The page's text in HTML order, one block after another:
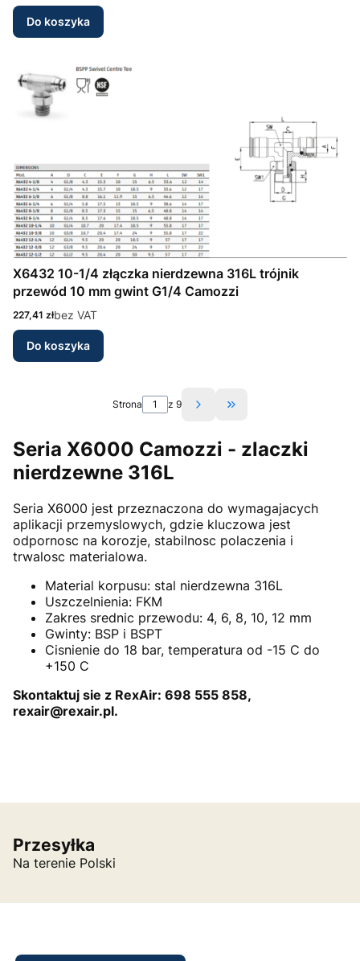
Do koszyka
X6432 10-1/4 złączka nierdzewna 316L trójnik
przewód 10 mm gwint G1/4 Camozzi
Cena
227,41 złbez VAT
Do koszyka
Strona z 9 Przejdź do ostatniej
Seria X6000 Camozzi - zlaczki
nierdzewne 316L
Seria X6000 jest przeznaczona do wymagajacych
aplikacji przemyslowych, gdzie kluczowa jest
odpornosc na korozje, stabilnosc polaczenia i
trwalosc materialowa.
Material korpusu: stal nierdzewna 316L
Uszczelnienia: FKM
Zakres srednic przewodu: 4, 6, 8, 10, 12 mm
Gwinty: BSP i BSPT
Cisnienie do 18 bar, temperatura od -15 C do
+150 C
Skontaktuj sie z RexAir: 698 555 858,
rexair@rexair.pl.
Przesyłka
Na terenie Polski